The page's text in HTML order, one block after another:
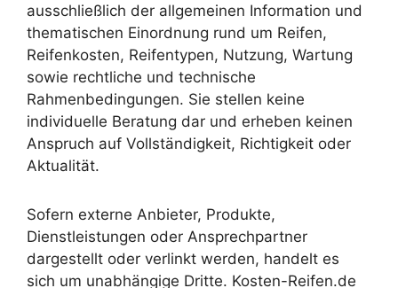
ausschließlich der allgemeinen Information und
thematischen Einordnung rund um Reifen,
Reifenkosten, Reifentypen, Nutzung, Wartung
sowie rechtliche und technische
Rahmenbedingungen. Sie stellen keine
individuelle Beratung dar und erheben keinen
Anspruch auf Vollständigkeit, Richtigkeit oder
Aktualität.
Sofern externe Anbieter, Produkte,
Dienstleistungen oder Ansprechpartner
dargestellt oder verlinkt werden, handelt es
sich um unabhängige Dritte. Kosten-Reifen.de